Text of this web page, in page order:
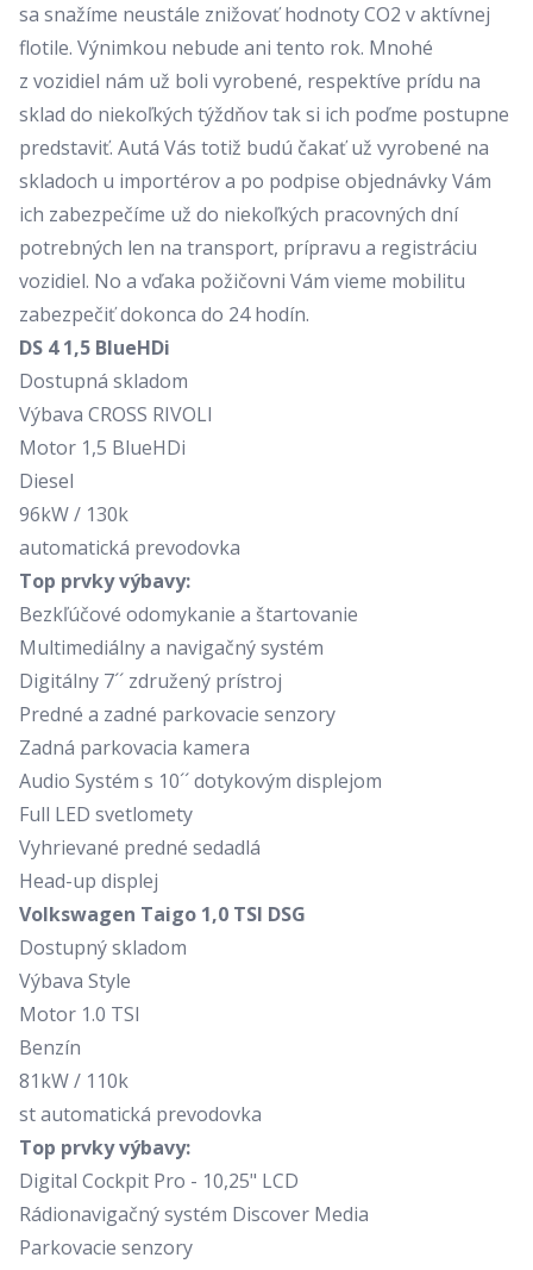
sa snažíme neustále znižovať hodnoty CO2 v aktívnej
flotile. Výnimkou nebude ani tento rok. Mnohé
z vozidiel nám už boli vyrobené, respektíve prídu na
sklad do niekoľkých týždňov tak si ich poďme postupne
predstaviť. Autá Vás totiž budú čakať už vyrobené na
skladoch u importérov a po podpise objednávky Vám
ich zabezpečíme už do niekoľkých pracovných dní
potrebných len na transport, prípravu a registráciu
vozidiel. No a vďaka požičovni Vám vieme mobilitu
zabezpečiť dokonca do 24 hodín.
DS 4 1,5 BlueHDi
Dostupná skladom
Výbava CROSS RIVOLI
Motor 1,5 BlueHDi
Diesel
96kW / 130k
automatická prevodovka
Top prvky výbavy:
Bezkľúčové odomykanie a štartovanie
Multimediálny a navigačný systém
Digitálny 7´´ združený prístroj
Predné a zadné parkovacie senzory
Zadná parkovacia kamera
Audio Systém s 10´´ dotykovým displejom
Full LED svetlomety
Vyhrievané predné sedadlá
Head-up displej
Volkswagen Taigo 1,0 TSI DSG
Dostupný skladom
Výbava Style
Motor 1.0 TSI
Benzín
81kW / 110k
st automatická prevodovka
Top prvky výbavy:
Digital Cockpit Pro - 10,25" LCD
Rádionavigačný systém Discover Media
Parkovacie senzory